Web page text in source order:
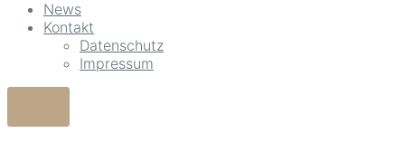
News
Kontakt
Datenschutz
Impressum